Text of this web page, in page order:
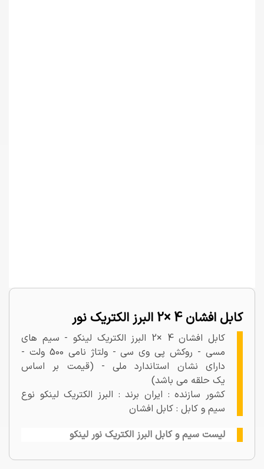
کابل افشان 4 ×2 البرز الکتریک نور
کابل افشان 4 ×2 البرز الکتریک لینکو - سیم های
مسی - روکش پی وی سی - ولتاژ نامی 500 ولت -
دارای نشان استاندارد ملی - (قیمت بر اساس
یک حلقه می باشد)
کشور سازنده : ایران برند : البرز الکتریک لینکو نوع
سیم و کابل : کابل افشان
لیست سیم و کابل البرز الکتریک نور لینکو